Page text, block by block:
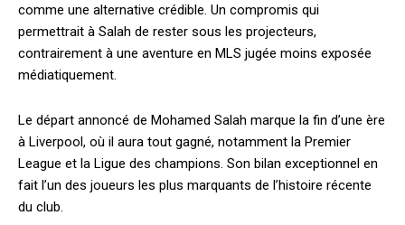
comme une alternative crédible. Un compromis qui
permettrait à Salah de rester sous les projecteurs,
contrairement à une aventure en MLS jugée moins exposée
médiatiquement.
Le départ annoncé de Mohamed Salah marque la fin d’une ère
à Liverpool, où il aura tout gagné, notamment la Premier
League et la Ligue des champions. Son bilan exceptionnel en
fait l’un des joueurs les plus marquants de l’histoire récente
du club.